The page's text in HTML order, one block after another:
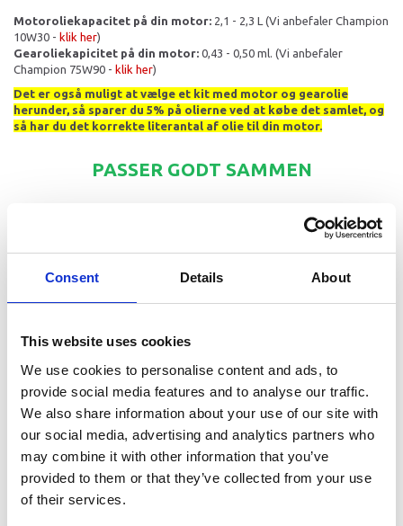
Consent Details About
This website uses cookies
We use cookies to personalise content and ads, to
provide social media features and to analyse our traffic.
We also share information about your use of our site with
our social media, advertising and analytics partners who
may combine it with other information that you’ve
provided to them or that they’ve collected from your use
of their services.
Motoroliekapacitet på din motor: 2,1 - 2,3 L (Vi anbefaler Champion
10W30 - klik her)
Gearoliekapicitet på din motor: 0,43 - 0,50 ml. (Vi anbefaler
Champion 75W90 - klik her)
Det er også muligt at vælge et kit med motor og gearolie
herunder, så sparer du 5% på olierne ved at købe det samlet, og
så har du det korrekte literantal af olie til din motor.
PASSER GODT SAMMEN
1.549,00 DKK